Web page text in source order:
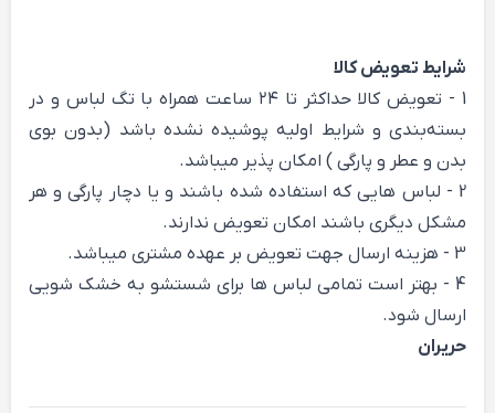
شرایط تعویض کالا
1 - تعویض کالا حداکثر تا ۲۴ ساعت همراه با تگ لباس و در
بسته‌بندی و شرایط اولیه پوشیده نشده باشد (بدون بوی
بدن و عطر و پارگی ) امکان پذیر میباشد.
2 - لباس هایی که استفاده شده باشند و یا دچار پارگی و هر
مشکل دیگری باشند امکان تعویض ندارند.
3 - هزینه ارسال جهت تعویض بر عهده مشتری میباشد.
4 - بهتر است تمامی لباس ها برای شستشو به خشک شویی
ارسال شود.
حریران